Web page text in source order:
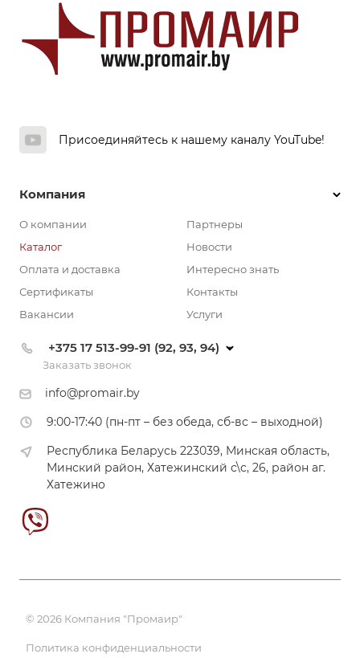
Присоединяйтесь к нашему каналу YouTube!
Компания
О компании
Каталог
Оплата и доставка
Сертификаты
Вакансии
Партнеры
Новости
Интересно знать
Контакты
Услуги
+375 17 513-99-91 (92, 93, 94)
Заказать звонок
info@promair.by
9:00-17:40 (пн-пт – без обеда, сб-вс – выходной)
Республика Беларусь 223039, Минская область,
Минский район, Хатежинский с\с, 26, район аг.
Хатежино
© 2026 Компания "Промаир"
Политика конфиденциальности